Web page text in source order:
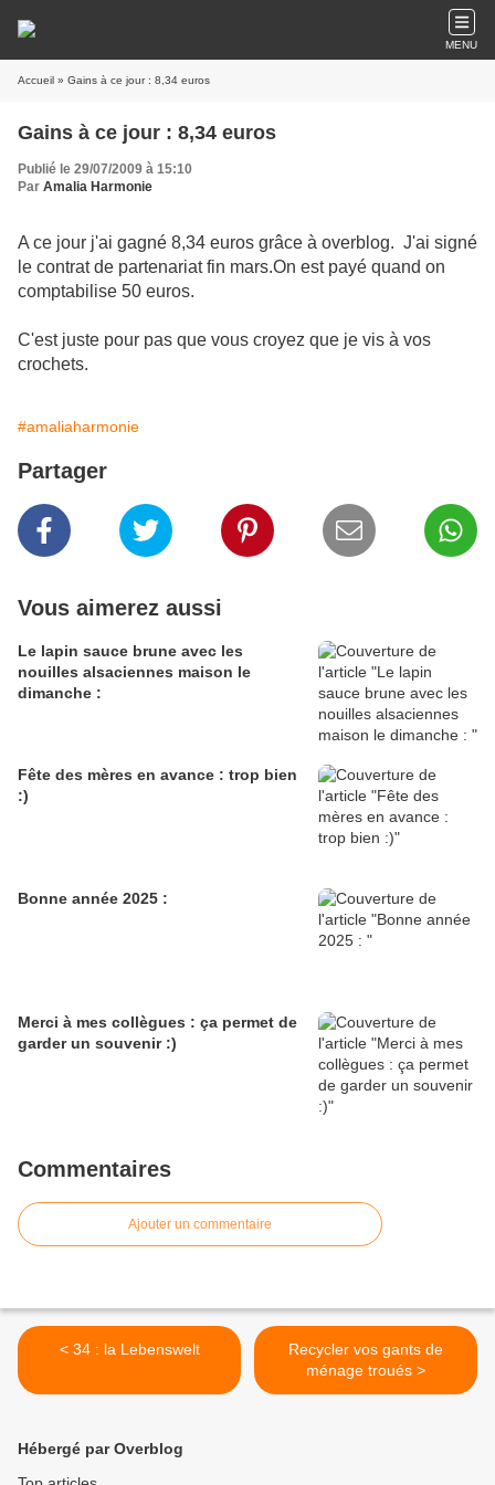
MENU
Accueil » Gains à ce jour : 8,34 euros
Gains à ce jour : 8,34 euros
Publié le 29/07/2009 à 15:10
Par Amalia Harmonie
A ce jour j'ai gagné 8,34 euros grâce à overblog. J'ai signé
le contrat de partenariat fin mars.On est payé quand on
comptabilise 50 euros.
C'est juste pour pas que vous croyez que je vis à vos
crochets.
#amaliaharmonie
Partager
Vous aimerez aussi
Le lapin sauce brune avec les
nouilles alsaciennes maison le
dimanche :
Fête des mères en avance : trop bien
:)
Bonne année 2025 :
Merci à mes collègues : ça permet de
garder un souvenir :)
Commentaires
Ajouter un commentaire
< 34 : la Lebenswelt
Recycler vos gants de
ménage troués >
Hébergé par Overblog